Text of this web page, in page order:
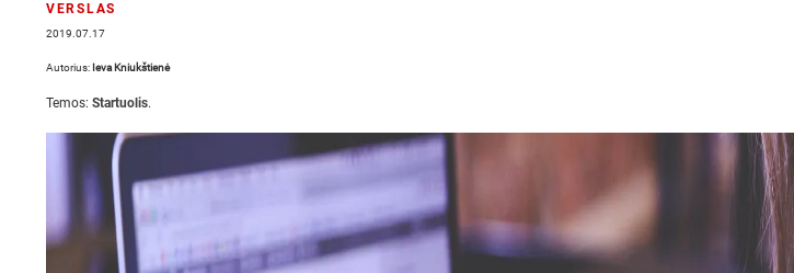
VERSLAS
2019.07.17
Autorius: Ieva Kniukštienė
Temos: Startuolis.